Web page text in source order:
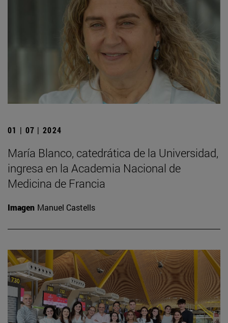
01 | 07 | 2024
María Blanco, catedrática de la Universidad,
ingresa en la Academia Nacional de
Medicina de Francia
Imagen Manuel Castells